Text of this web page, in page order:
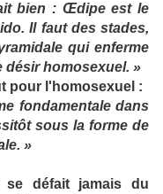
bien : Œdipe est le
Il faut des stades,
qui enferme
désir homosexuel. »
pour l'homosexuel :
fondamentale dans
sous la forme de
»
se défait jamais du